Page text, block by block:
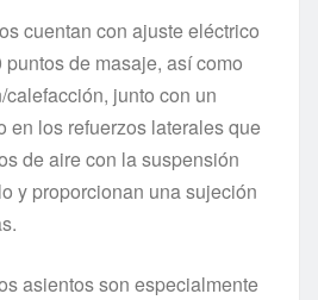
cuentan con ajuste eléctrico
de masaje, así como
junto con un
en los refuerzos laterales que
de aire con la suspensión
y proporcionan una sujeción
asientos son especialmente